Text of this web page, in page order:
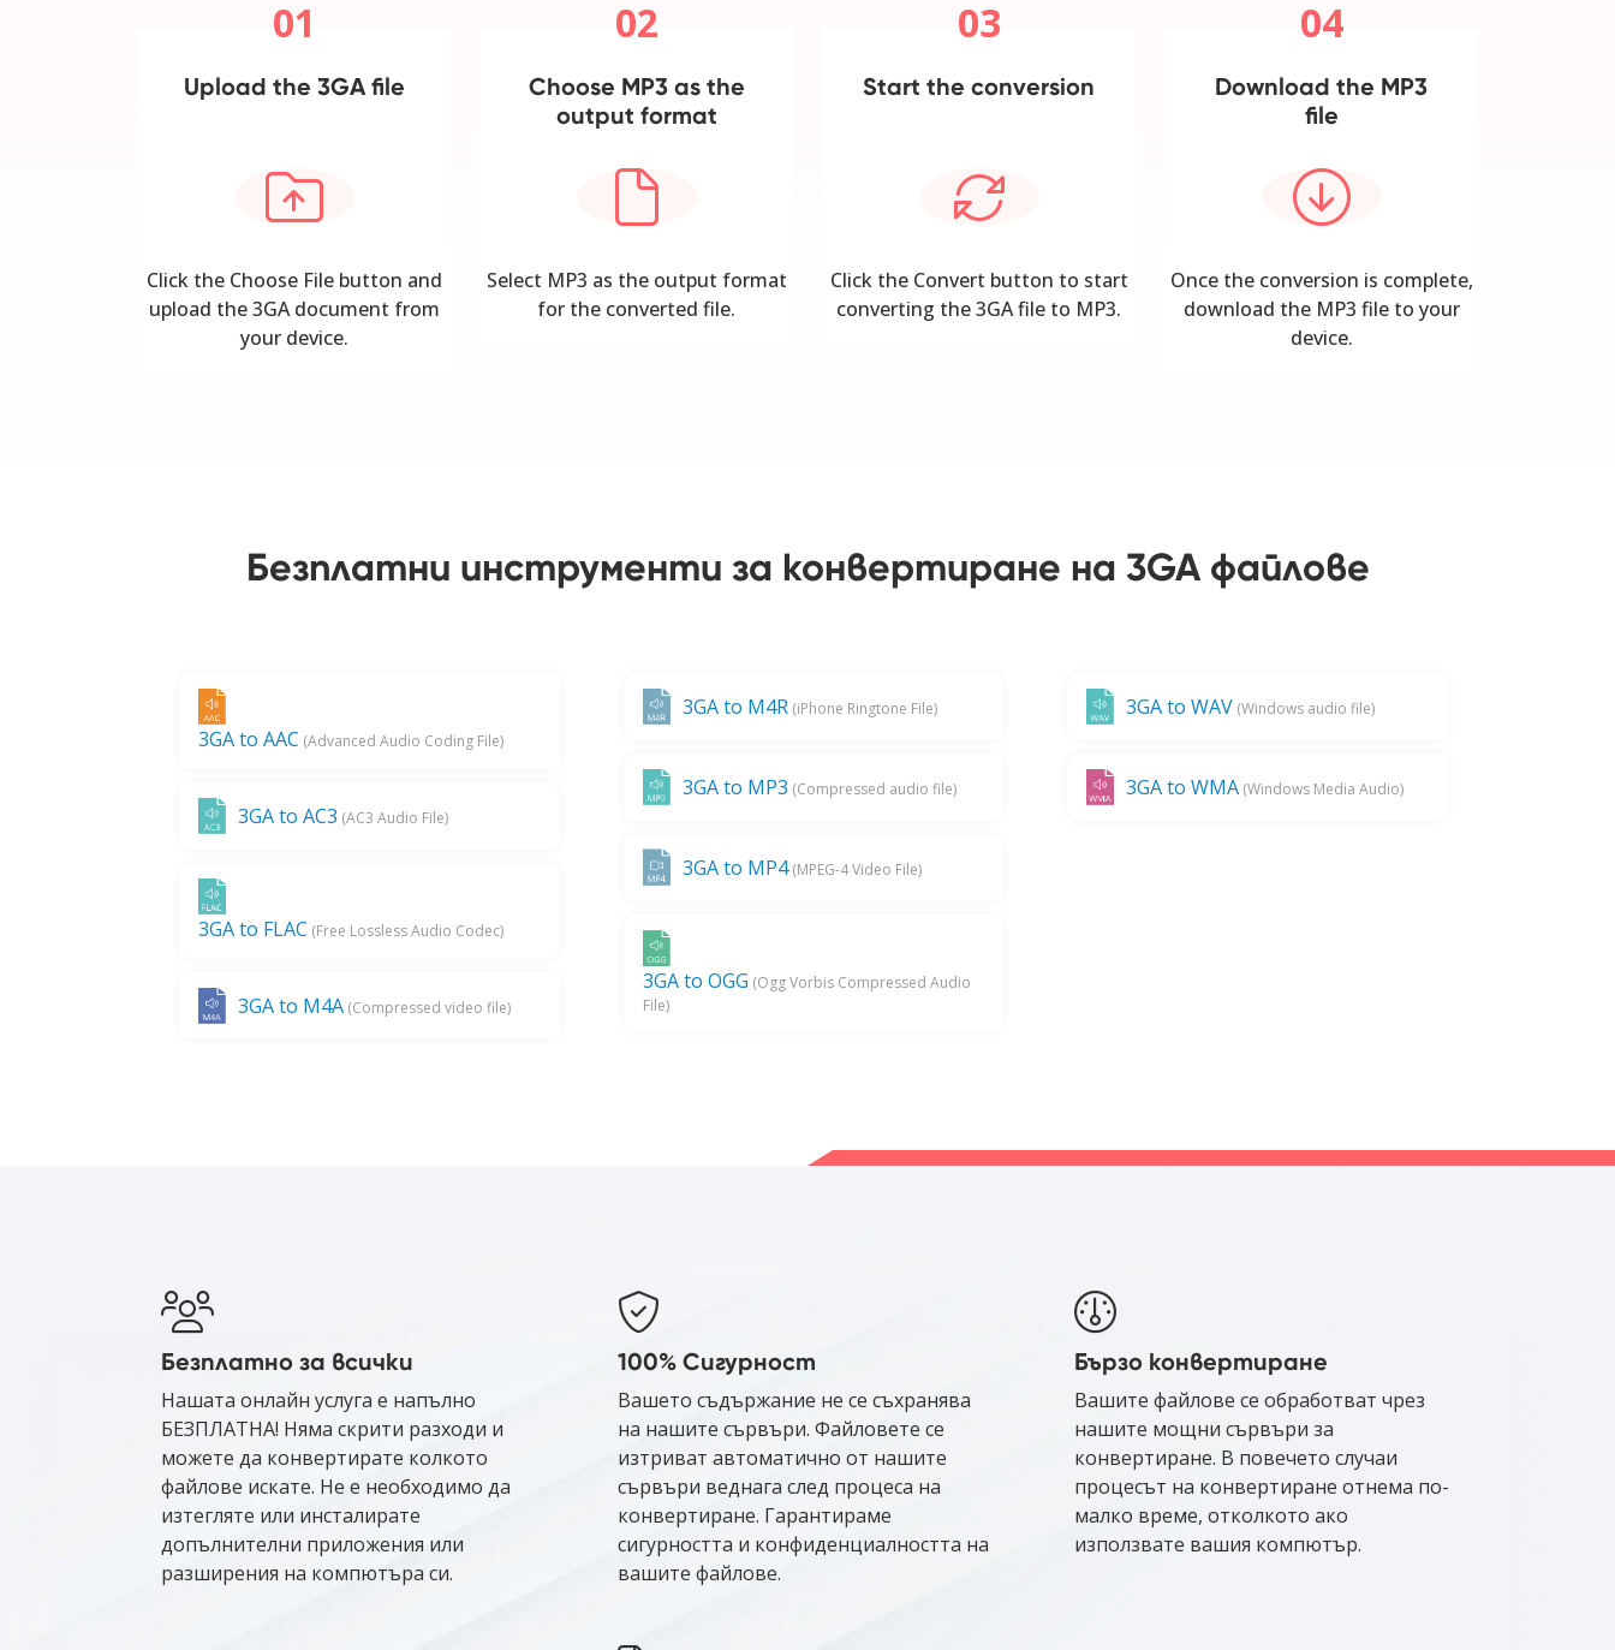
01
Upload the 3GA file
Click the Choose File button and
upload the 3GA document from
your device.
02
Choose MP3 as the
output format
Select MP3 as the output format
for the converted file.
03
Start the conversion
Click the Convert button to start
converting the 3GA file to MP3.
04
Download the MP3
file
Once the conversion is complete,
download the MP3 file to your
device.
Безплатни инструменти за конвертиране на 3GA файлове
3GA to AAC (Advanced Audio Coding File)
3GA to AC3 (AC3 Audio File)
3GA to FLAC (Free Lossless Audio Codec)
3GA to M4A (Compressed video file)
3GA to M4R(iPhone Ringtone File)
3GA to MP3 (Compressed audio file)
3GA to MP4(MPEG-4 Video File)
3GA to OGG (Ogg Vorbis Compressed Audio
File)
3GA to WAV (Windows audio file)
3GA to WMA(Windows Media Audio)
Безплатно за всички
Нашата онлайн услуга е напълно
БЕЗПЛАТНА! Няма скрити разходи и
можете да конвертирате колкото
файлове искате. Не е необходимо да
изтегляте или инсталирате
допълнителни приложения или
разширения на компютъра си.
100% Сигурност
Вашето съдържание не се съхранява
на нашите сървъри. Файловете се
изтриват автоматично от нашите
сървъри веднага след процеса на
конвертиране. Гарантираме
сигурността и конфиденциалността на
вашите файлове.
Бързо конвертиране
Вашите файлове се обработват чрез
нашите мощни сървъри за
конвертиране. В повечето случаи
процесът на конвертиране отнема по-
малко време, отколкото ако
използвате вашия компютър.